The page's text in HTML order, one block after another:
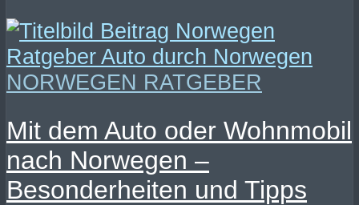
NORWEGEN RATGEBER
Mit dem Auto oder Wohnmobil
nach Norwegen –
Besonderheiten und Tipps